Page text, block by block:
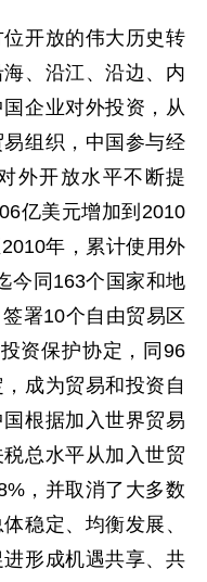
开放的伟大历史转
、沿江、沿边、内
企业对外投资，从
组织，中国参与经
外开放水平不断提
亿美元增加到2010
年，累计使用外
今同163个国家和地
署10个自由贸易区
资保护协定，同96
成为贸易和投资自
根据加入世界贸易
总水平从加入世贸
，并取消了大多数
稳定、均衡发展、
形成机遇共享、共